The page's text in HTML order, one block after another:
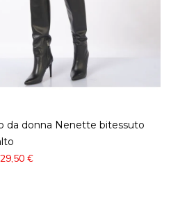
da donna Nenette bitessuto
€